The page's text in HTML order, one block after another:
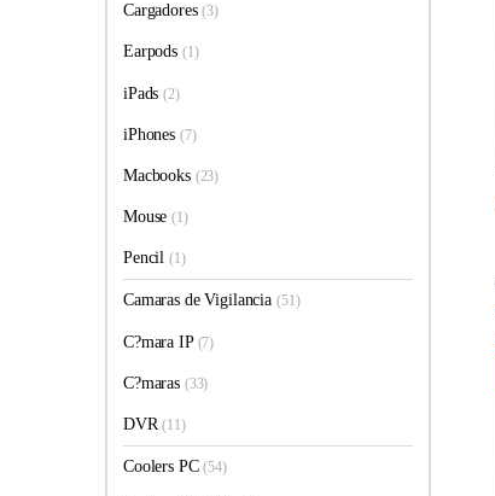
Cargadores(3)
Earpods (1)
iPads(2)
iPhones (7)
Macbooks (23)
Mouse(1)
Pencil(1)
Camaras de Vigilancia (51)
C?mara IP (7)
C?maras (33)
DVR(11)
Coolers PC(54)